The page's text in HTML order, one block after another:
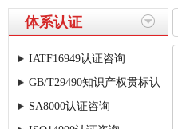
体系认证
IATF16949认证咨询
GB/T29490知识产权贯标认
证咨询
SA8000认证咨询